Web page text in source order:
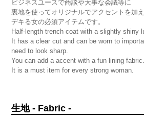
ビジネスユースで商談や大事な会議等に
裏地を使ってオリジナルでアクセントを加え
デキる女の必須アイテムです。
Half-length trench coat with a slightly shiny
It has a clear cut and can be worn to
need to look sharp.
You can add a accent with a fun lining fabric.
It is a must item for every strong woman.
生地 - Fabric -